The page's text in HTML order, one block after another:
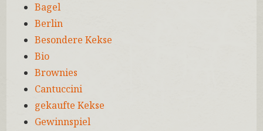
Bagel
Berlin
Besondere Kekse
Bio
Brownies
Cantuccini
gekaufte Kekse
Gewinnspiel